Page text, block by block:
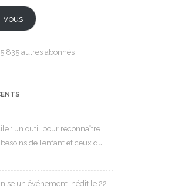
vous
835 autres abonnés
: un outil pour reconnaître
de l’enfant et ceux du
un événement inédit le 22